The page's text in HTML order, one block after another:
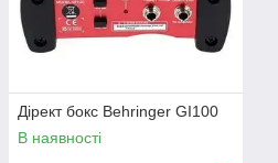
Дірект бокс Behringer GI100
В наявності